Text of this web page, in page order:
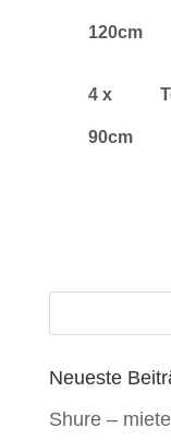
120cm
4 x
90cm
Neueste
Shure –